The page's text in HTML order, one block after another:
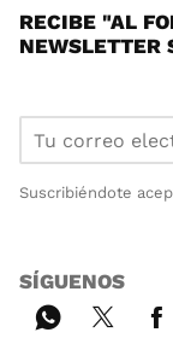
RECIBE "AL
NEWSLETTER
Suscribiéndote
SÍGUENOS